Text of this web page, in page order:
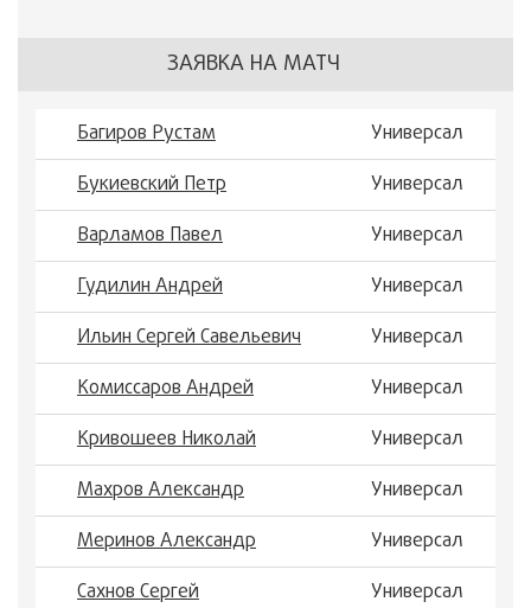
ЗАЯВКА НА МАТЧ
Багиров Рустам
Универсал
Букиевский Петр
Универсал
Варламов Павел
Универсал
Гудилин Андрей
Универсал
Ильин Сергей Савельевич
Универсал
Комиссаров Андрей
Универсал
Кривошеев Николай
Универсал
Махров Александр
Универсал
Меринов Александр
Универсал
Сахнов Сергей
Универсал